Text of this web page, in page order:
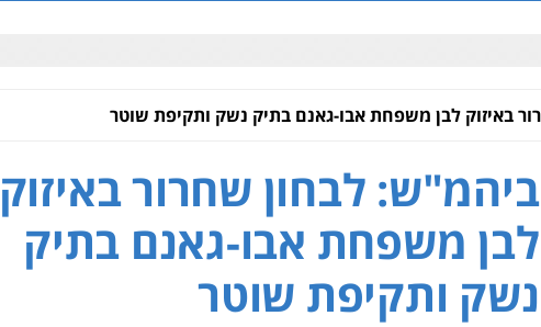
באיזוק לבן משפחת אבו-גאנם בתיק נשק ותקיפת שוטר
ביהמ"ש: לבחון שחרור באיזוק
לבן משפחת אבו-גאנם בתיק
נשק ותקיפת שוטר